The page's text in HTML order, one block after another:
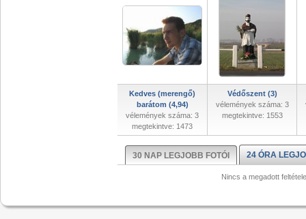
Kedves (merengő)
barátom (4,94)
vélemények száma: 3
megtekintve: 1473
Védőszent (3)
vélemények száma: 3
megtekintve: 1553
30 NAP LEGJOBB FOTÓI 24 ÓRA
Nincs a megadott